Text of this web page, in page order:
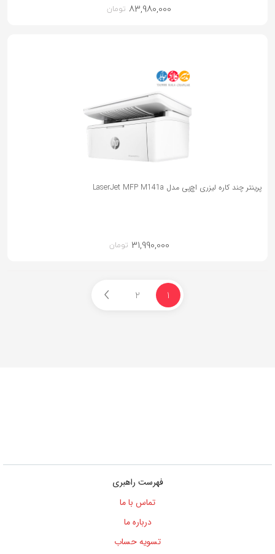
تومان 83,980,000
پرینتر چند کاره لیزری اچ‌پی مدل LaserJet MFP M141a
تومان 31,990,000
1
2
فهرست راهبری
تماس با ما
درباره ما
تسویه حساب